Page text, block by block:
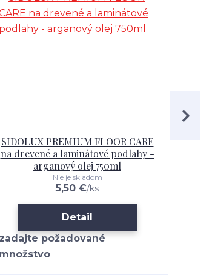
SIDOLUX PREMIUM FLOOR CARE
na drevené a laminátové podlahy -
arganový olej 750ml
5,50 €/ks
Nie je skladom
Detail